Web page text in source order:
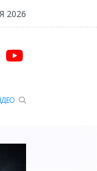
з Рожищенської
2026